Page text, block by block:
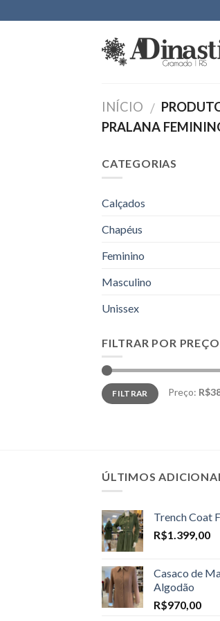
to
INÍCIO /
PRALANA
CATEGORIAS
Calçados
Chapéus
Feminino
Masculino
Unissex
FILTRAR POR PREÇO
Preço
mínimo
Preço
máximo
FILTRAR Preço:
ÚLTIMOS
Trench Coat
R$1.399,00
Casaco de
Algodão
R$970,00